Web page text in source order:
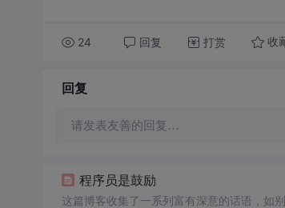
24 回复 打赏 收
回复
请发表友善的回复…
程序员是鼓励
这篇博客收集了一系列富有深意的话语，如别